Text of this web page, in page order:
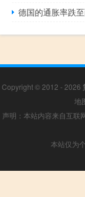
德国的通胀率跌
Copyright © 2012 - 2026
地
声明：本站内容来自互联
本站仅为